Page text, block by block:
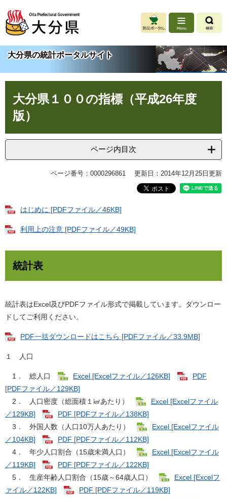
ジ
先
頭
す
ュ
を
飛
し
大分県の統計ポータルサイト
大分県１００の指標（平成26年度
版）
ページ内目次
ページ番号：0000296861 更新日：2014年12月25日更新
はじめに [PDFファイル／46KB]
利用上の注意 [PDFファイル／49KB]
統計表
統計表はExcel及びPDFファイル形式で掲載しています。ダウンロー
ドしてご利用ください。
PDF一括ダウンロードはこちら [PDFファイル／33.9MB]
１ 人口
1． 総人口 Excel [Excelファイル／126KB]
PDF
[PDFファイル／129KB]
2． 人口密度（総面積１㎢あたり）
Excel [Excelファイル
／129KB]
PDF [PDFファイル／138KB]
3． 外国人数（人口10万人あたり）
Excel [Excelファイル
／104KB]
PDF [PDFファイル／112KB]
4． 年少人口割合（15歳未満人口）
Excel [Excelファイル
／119KB]
PDF [PDFファイル／122KB]
5． 生産年齢人口割合（15歳～64歳人口）
Excel [Excelフ
ァイル／122KB]
PDF [PDFファイル／119KB]